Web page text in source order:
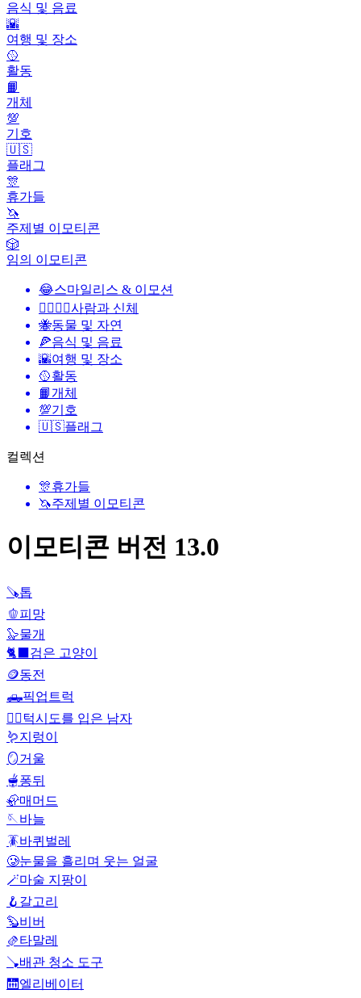
음식 및 음료
🌇
여행 및 장소
🥎
활동
📙
개체
💯
기호
🇺🇸
플래그
🎊
휴가들
🦄
주제별 이모티콘
🎲
임의 이모티콘
😂스마일리스 & 이모션
👩‍❤️‍💋‍👨사람과 신체
🐝동물 및 자연
🍕음식 및 음료
🌇여행 및 장소
🥎활동
📙개체
💯기호
🇺🇸플래그
컬렉션
🎊휴가들
🦄주제별 이모티콘
이모티콘 버전 13.0
🪚톱
🫑피망
🦭물개
🐈‍⬛ 검은 고양이
🪙동전
🛻픽업트럭
🤵‍♂️ 턱시도를 입은 남자
🪱지렁이
🪞거울
🫕퐁뒤
🦣매머드
🪡바늘
🪳바퀴벌레
🥲눈물을 흘리며 웃는 얼굴
🪄마술 지팡이
🪝 갈고리
🦫비버
🫔타말레
🪠배관 청소 도구
🛗엘리베이터